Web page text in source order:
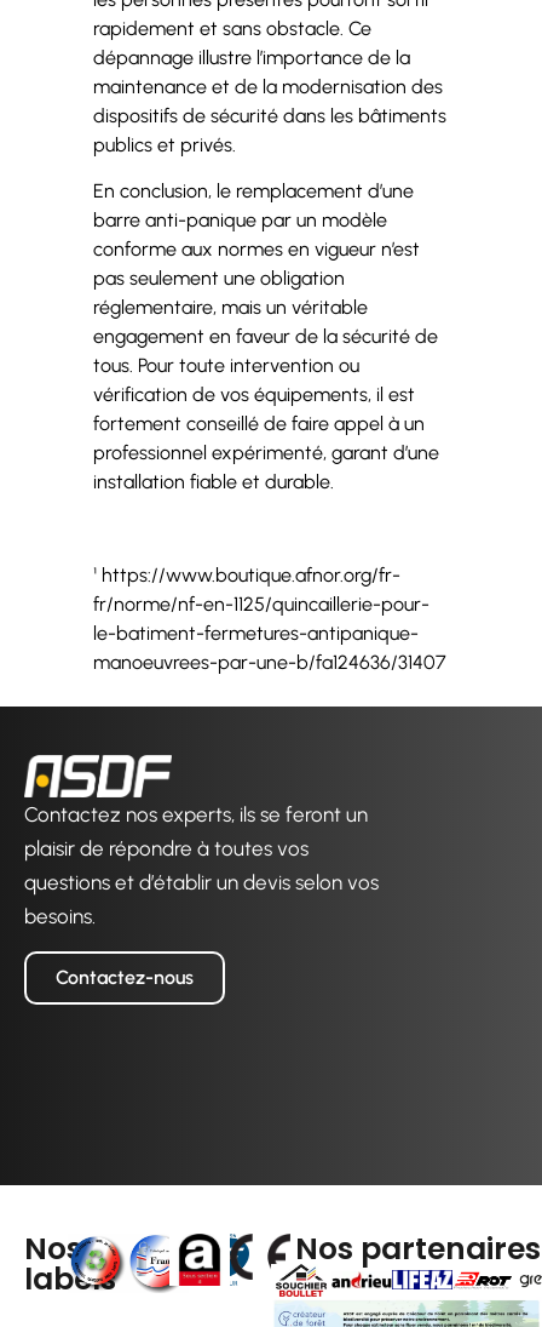
rapidement et sans obstacle. Ce
dépannage illustre l’importance de la
maintenance et de la modernisation des
dispositifs de sécurité dans les bâtiments
publics et privés.
En conclusion, le remplacement d’une
barre anti-panique par un modèle
conforme aux normes en vigueur n’est
pas seulement une obligation
réglementaire, mais un véritable
engagement en faveur de la sécurité de
tous. Pour toute intervention ou
vérification de vos équipements, il est
fortement conseillé de faire appel à un
professionnel expérimenté, garant d’une
installation fiable et durable.
¹ https://www.boutique.afnor.org/fr-
fr/norme/nf-en-1125/quincaillerie-pour-
le-batiment-fermetures-antipanique-
manoeuvrees-par-une-b/fa124636/31407
Contactez nos experts, ils se feront un
plaisir de répondre à toutes vos
questions et d’établir un devis selon vos
besoins.
Contactez-nous
Nos
labels
Nos partenaires